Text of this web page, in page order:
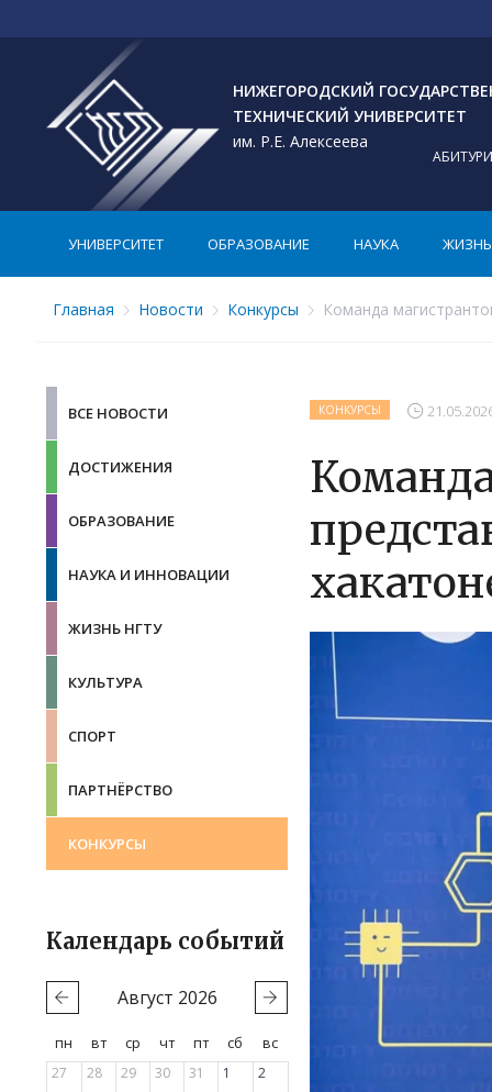
НИЖЕГОРОДСКИЙ
ТЕХНИЧЕСКИЙ УНИВЕРСИТЕТ
им. Р.Е. Алексеева
УНИВЕРСИТЕТ ОБРАЗОВАНИЕ НАУКА ЖИЗНЬ
Главная Новости Конкурсы Команда
ВСЕ НОВОСТИ
ДОСТИЖЕНИЯ
ОБРАЗОВАНИЕ
НАУКА И ИННОВАЦИИ
ЖИЗНЬ НГТУ
КУЛЬТУРА
СПОРТ
ПАРТНЁРСТВО
КОНКУРСЫ
Календарь событий
Август 2026
пн вт ср чт пт сб
вс
27
28 29 30 31 1
2
КОНКУРСЫ